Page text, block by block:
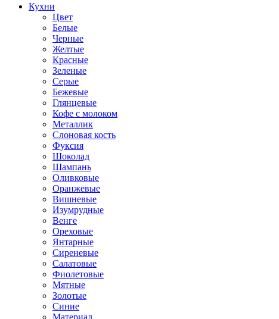
Кухни
Цвет
Белые
Черные
Желтые
Красные
Зеленые
Серые
Бежевые
Глянцевые
Кофе с молоком
Металлик
Слоновая кость
Фуксия
Шоколад
Шампань
Оливковые
Оранжевые
Вишневые
Изумрудные
Венге
Ореховые
Янтарные
Сиреневые
Салатовые
Фиолетовые
Мятные
Золотые
Синие
Материал